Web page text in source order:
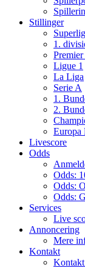
Stillinger
1.
Ligue 1
La Liga
Serie A
1.
2.
Europa
Livescore
Odds
Odds:
Odds:
Odds:
Services
Live
Annoncering
Mere
Kontakt